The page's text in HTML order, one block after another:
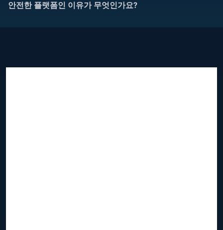
안전한 플랫폼인 이유가 무엇인가요?